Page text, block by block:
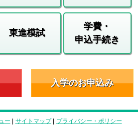
東進模試
学費・
申込手続き
入学のお申込み
ー | サイトマップ| プライバシー・ポリシー